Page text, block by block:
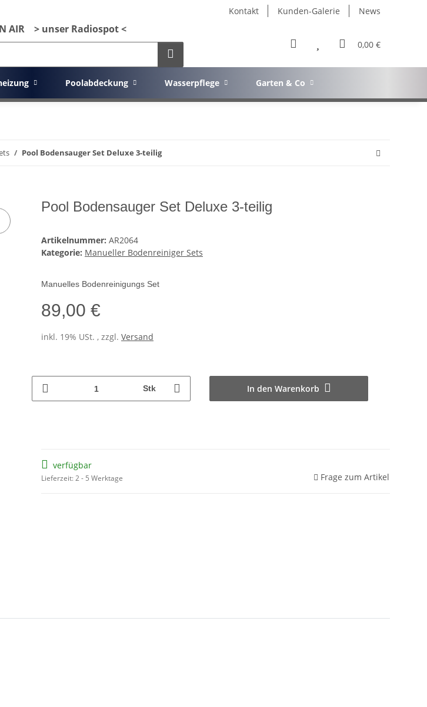
Kontakt Kunden-Galerie News
AIR > unser Radiospot <
0,00 €
Poolabdeckung Wasserpflege Garten & Co
Pool Bodensauger Set Deluxe 3-teilig
Pool Bodensauger Set Deluxe 3-teilig
Artikelnummer: AR2064
Kategorie: Manueller Bodenreiniger Sets
Manuelles Bodenreinigungs Set
89,00 €
inkl. 19% USt. , zzgl. Versand
Stk In den Warenkorb
verfügbar
Lieferzeit: 2 - 5 Werktage Frage zum Artikel